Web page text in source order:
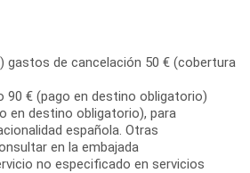
gastos de cancelación 50 € (cobertura
90 € (pago en destino obligatorio)
en destino obligatorio), para
española. Otras
en la embajada
no especificado en servicios